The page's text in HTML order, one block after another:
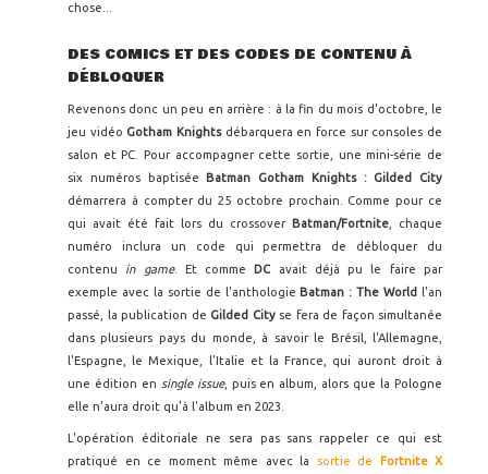
chose...
DES COMICS ET DES CODES DE CONTENU À
DÉBLOQUER
Revenons donc un peu en arrière : à la fin du mois d'octobre, le
jeu vidéo Gotham Knights débarquera en force sur consoles de
salon et PC. Pour accompagner cette sortie, une mini-série de
six numéros baptisée
Batman Gotham Knights : Gilded City
démarrera à compter du 25 octobre prochain. Comme pour ce
qui avait été fait lors du crossover Batman/Fortnite , chaque
numéro inclura un code qui permettra de débloquer du
contenu in game. Et comme DC
avait déjà pu le faire par
exemple avec la sortie de l'anthologie Batman : The World
l'an
passé, la publication de Gilded City se fera de façon simultanée
dans plusieurs pays du monde, à savoir le Brésil, l'Allemagne,
l'Espagne, le Mexique, l'Italie et la France, qui auront droit à
une édition en single issue, puis en album, alors que la Pologne
elle n'aura droit qu'à l'album en 2023.
L'opération éditoriale ne sera pas sans rappeler ce qui est
pratiqué en ce moment même avec la
sortie de
Fortnite X